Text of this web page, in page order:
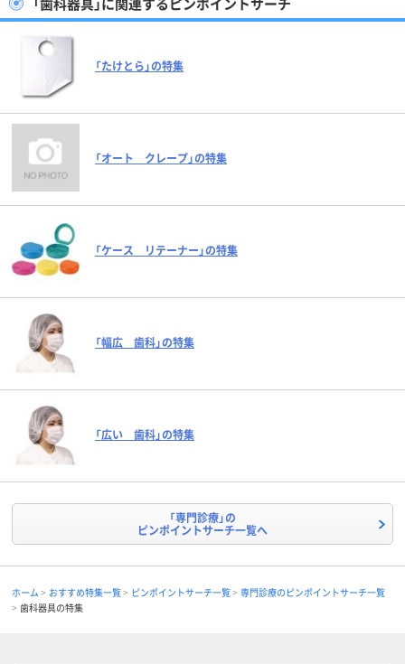
「たけとら」の特集
「オート クレープ」の特集
「ケース リテーナー」の特集
「幅広 歯科」の特集
「広い 歯科」の特集
「専門診療」の
ピンポイントサーチ一覧へ
ホーム おすすめ特集一覧 ピンポイントサーチ一覧
専門診療のピンポイントサーチ一覧
歯科器具の特集